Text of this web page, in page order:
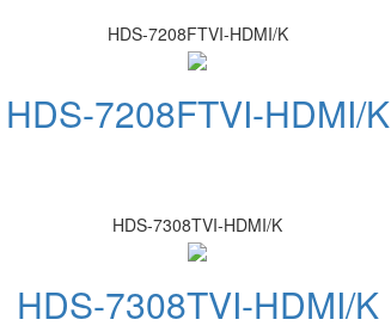
HDS-7208FTVI-HDMI/K
HDS-7208FTVI-HDMI/K
HDS-7308TVI-HDMI/K
HDS-7308TVI-HDMI/K